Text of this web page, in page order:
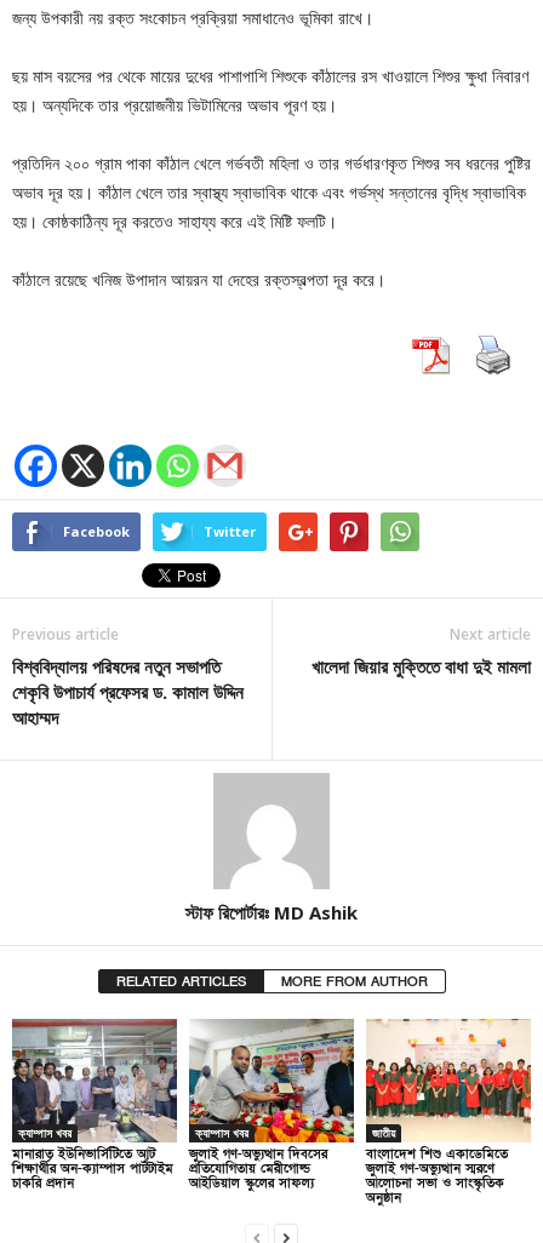
জন্য উপকারী নয় রক্ত সংকোচন প্রক্রিয়া সমাধানেও ভূমিকা রাখে।
ছয় মাস বয়সের পর থেকে মায়ের দুধের পাশাপাশি শিশুকে কাঁঠালের রস খাওয়ালে শিশুর ক্ষুধা নিবারণ
হয়। অন্যদিকে তার প্রয়োজনীয় ভিটামিনের অভাব পূরণ হয়।
প্রতিদিন ২০০ গ্রাম পাকা কাঁঠাল খেলে গর্ভবতী মহিলা ও তার গর্ভধারণকৃত শিশুর সব ধরনের পুষ্টির
অভাব দূর হয়। কাঁঠাল খেলে তার স্বাস্থ্য স্বাভাবিক থাকে এবং গর্ভস্থ সন্তানের বৃদ্ধি স্বাভাবিক
হয়। কোষ্ঠকাঠিন্য দূর করতেও সাহায্য করে এই মিষ্টি ফলটি।
কাঁঠালে রয়েছে খনিজ উপাদান আয়রন যা দেহের রক্তস্বল্পতা দূর করে।
Facebook Twitter
Previous article
বিশ্ববিদ্যালয় পরিষদের নতুন সভাপতি
শেকৃবি উপাচার্য প্রফেসর ড. কামাল উদ্দিন
আহাম্মদ
Next article
খালেদা জিয়ার মুক্তিতে বাধা দুই মামলা
স্টাফ রিপোর্টারঃ MD Ashik
RELATED ARTICLES MORE FROM AUTHOR
ক্যাম্পাস খবর
মানারাত ইউনিভার্সিটিতে আট
শিক্ষার্থীর অন-ক্যাম্পাস পার্টটাইম
চাকরি প্রদান
ক্যাম্পাস খবর
জুলাই গণ-অভ্যুত্থান দিবসের
প্রতিযোগিতায় মেরীগোল্ড
আইডিয়াল স্কুলের সাফল্য
জাতীয়
বাংলাদেশ শিশু একাডেমিতে
জুলাই গণ-অভ্যুত্থান স্মরণে
আলোচনা সভা ও সাংস্কৃতিক
অনুষ্ঠান